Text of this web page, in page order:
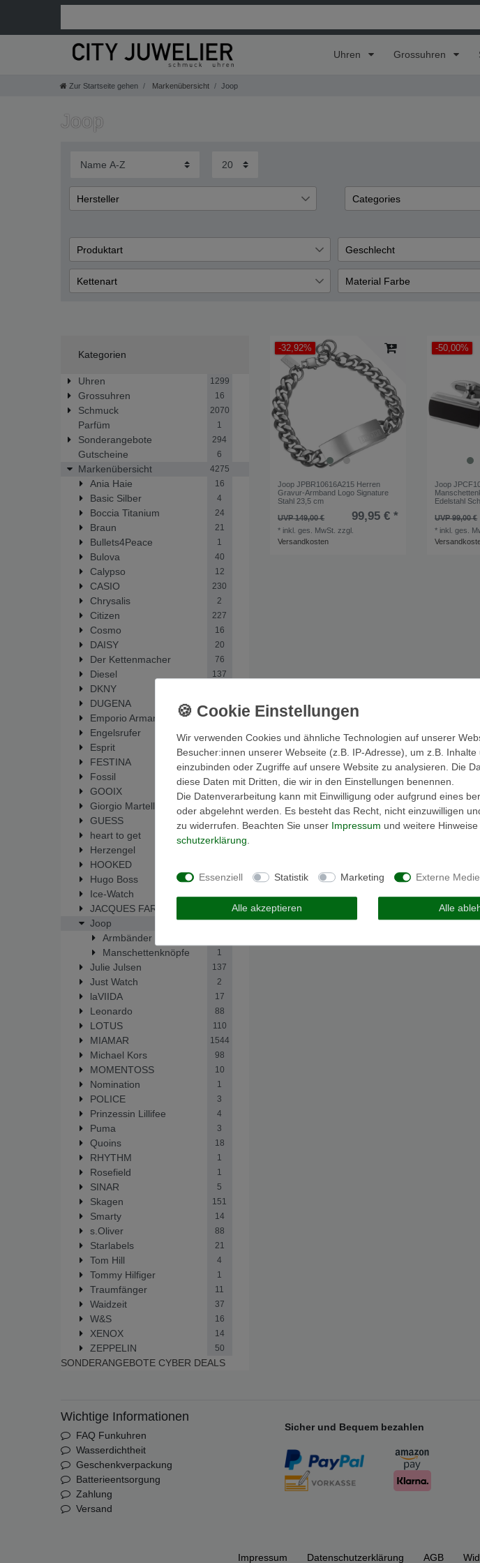
Uhren Grossuhren
Zur Startseite gehen Markenübersicht Joop
Joop
Hersteller
Categories
Cyber Deals
Manschettenknöpfe
Herren
Produktart
Manschettenknöpfe
Geschlecht
Herren
Kettenart
Material Farbe
Kategorien
Uhren 1299
Grossuhren 16
Schmuck 2070
Parfüm 1
Sonderangebote 294
Gutscheine 6
Markenübersicht 4275
Ania Haie 16
Basic Silber 4
Boccia Titanium 24
Braun 21
Bullets4Peace 1
Bulova 40
Calypso 12
CASIO 230
Chrysalis 2
Citizen 227
Cosmo 16
DAISY 20
Der Kettenmacher 76
Diesel 137
DKNY
DUGENA
Emporio Armani 51
Engelsrufer
Esprit 35
FESTINA 286
Fossil 446
GOOIX
Giorgio Martello 33
GUESS 64
heart to get 19
Herzengel
HOOKED
Hugo Boss 1
Ice-Watch
JACQUES FAREL
Joop 2
Armbänder
Manschettenknöpfe 1
Julie Julsen 137
Just Watch 2
laVIIDA 17
Leonardo 88
LOTUS 110
MIAMAR 1544
Michael Kors 98
MOMENTOSS 10
Nomination 1
POLICE 3
Prinzessin Lillifee 4
Puma 3
Quoins 18
RHYTHM 1
Rosefield 1
SINAR 5
Skagen 151
Smarty 14
s.Oliver 88
Starlabels 21
Tom Hill 4
Tommy Hilfiger 1
Traumfänger 11
Waidzeit 37
W&S 16
XENOX 14
ZEPPELIN 50
SONDERANGEBOTE CYBER DEALS
-32,92%
Joop JPBR10616A215 Herren
Gravur-Armband Logo Signature
Stahl 23,5 cm
UVP 149,00 €
99,95 € *
* inkl. ges. MwSt. zzgl.
Versandkosten
-50,00%
Joop
Edelstahl
UVP 99,00 €
* inkl. ges.
Wichtige Informationen
FAQ Funkuhren
Wasserdichtheit
Geschenkverpackung
Batterieentsorgung
Zahlung
Versand
Sicher und Bequem bezahlen
Impressum Daten­schutz­erklärung AGB
Wir verwenden Cookies und ähnliche Technologien auf unserer
Besucher:innen unserer Webseite (z.B. IP-Adresse), um z.B.
einzubinden oder Zugriffe auf unsere Website zu analysieren. Die
diese Daten mit Dritten, die wir in den Einstellungen benennen.
Die Datenverarbeitung kann mit Einwilligung oder aufgrund eines
oder abgelehnt werden. Es besteht das Recht, nicht einzuwilligen
zu widerrufen. Beachten Sie unser Impressum und weitere
schutz­erklärung.
Essenziell Statistik Marketing Externe
Alle akzeptieren Alle